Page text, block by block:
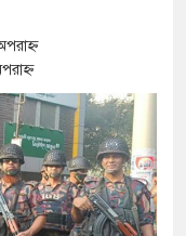
৮ ব্র্যান্ডের ক্রিমে
নিষেধাজ্ঞা
ছবি যেন আর তুলতে
চামেলি’তে ভিন্ন